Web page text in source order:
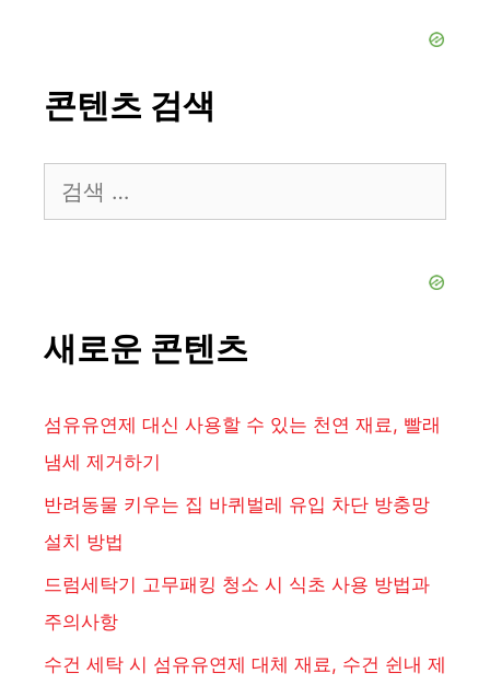
콘텐츠 검색
색:
새로운 콘텐츠
섬유유연제 대신 사용할 수 있는 천연 재료, 빨래
냄세 제거하기
반려동물 키우는 집 바퀴벌레 유입 차단 방충망
설치 방법
드럼세탁기 고무패킹 청소 시 식초 사용 방법과
주의사항
수건 세탁 시 섬유유연제 대체 재료, 수건 쉰내 제